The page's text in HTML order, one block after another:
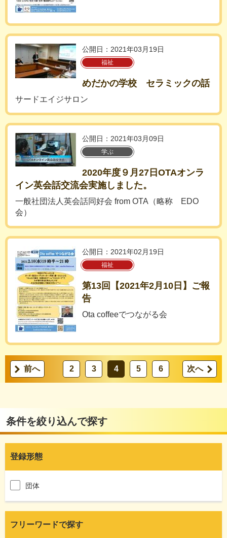
公開日：2021年03月19日
福祉
めだかの学校 セラミックの話
サードエイジサロン
公開日：2021年03月09日
学ぶ
2020年度９月27日OTAオンラ
イン英会話交流会実施しました。
一般社団法人英会話同好会 from OTA（略称 EDO
会）
公開日：2021年02月19日
福祉
第13回【2021年2月10日】ご報
告
Ota coffeeでつながる会
前へ 2 3 4 5 6 次へ
条件を絞り込んで探す
登録形態
団体
フリーワードで探す